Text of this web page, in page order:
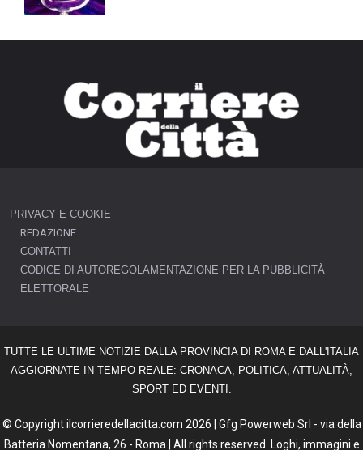
PRIVACY E COOKIE
REDAZIONE
CONTATTI
CODICE DI AUTOREGOLAMENTAZIONE PER LA PUBBLICITÀ
ELETTORALE
TUTTE LE ULTIME NOTIZIE DALLA PROVINCIA DI ROMA E DALL'ITALIA
AGGIORNATE IN TEMPO REALE: CRONACA, POLITICA, ATTUALITÀ,
SPORT ED EVENTI.
© Copyright ilcorrieredellacitta.com 2026 | Gfg Powerweb Srl - via della
Batteria Nomentana, 26 - Roma | All rights reserved. Loghi, immagini e